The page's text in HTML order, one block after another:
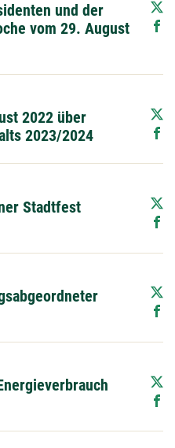
und der
vom 29. August
2022 über
2023/2024
Stadtfest